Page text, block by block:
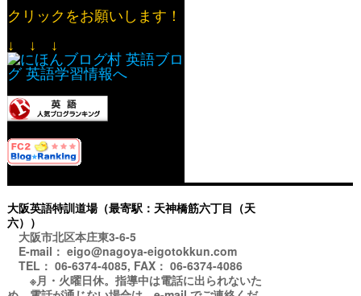
クリックをお願いします！
↓ ↓ ↓
大阪英語特訓道場（最寄駅：天神橋筋六丁目（天
六））
大阪市北区本庄東3-6-5
E-mail： eigo@nagoya-eigotokkun.com
TEL： 06-6374-4085, FAX： 06-6374-4086
※月・火曜日休。指導中は電話に出られないた